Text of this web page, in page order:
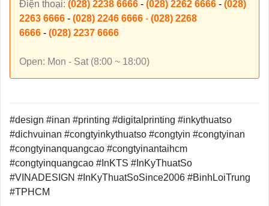
Điện thoại: (028) 2238 6666 - (028) 2262 6666 - (028)
2263 6666 - (028) 2246 6666 - (028) 2268
6666 - (028) 2237 6666
Open: Mon - Sat (8:00 ~ 18:00)
#design #inan #printing #digitalprinting #inkythuatso
#dichvuinan #congtyinkythuatso #congtyin #congtyinan
#congtyinanquangcao #congtyinantaihcm
#congtyinquangcao #InKTS #InKyThuatSo
#VINADESIGN #InKyThuatSoSince2006 #BinhLoiTrung
#TPHCM